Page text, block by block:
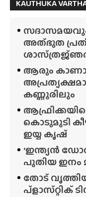
KAUTHUKA
സദാസമയവും
അത്‌ഭുത
ആരും
കണ്ണൂരിലും
കൊടുമുടി
ഇയ്യ കൃഷ്
‘ഇന്ത്യൻ
പുതിയ ഇനം
തോട്
പ്‌ളാസ്‌റ്റിക്